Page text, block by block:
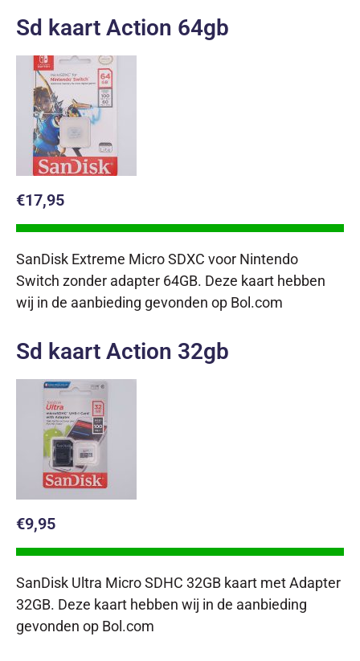
Sd kaart Action 64gb
€17,95
SanDisk Extreme Micro SDXC voor Nintendo
Switch zonder adapter 64GB. Deze kaart hebben
wij in de aanbieding gevonden op Bol.com
Sd kaart Action 32gb
€9,95
SanDisk Ultra Micro SDHC 32GB kaart met Adapter
32GB. Deze kaart hebben wij in de aanbieding
gevonden op Bol.com